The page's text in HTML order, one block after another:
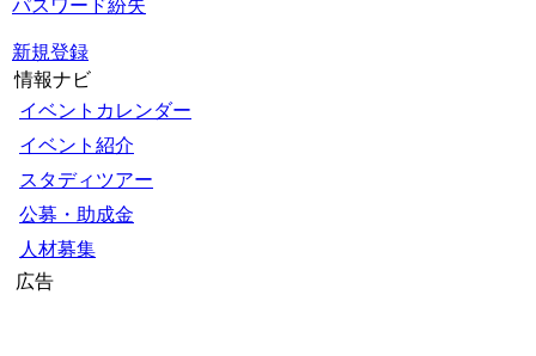
パスワード紛失
新規登録
情報ナビ
イベントカレンダー
イベント紹介
スタディツアー
公募・助成金
人材募集
広告